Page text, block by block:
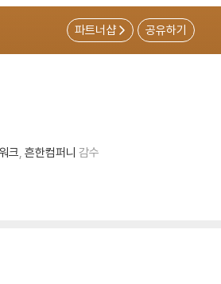
파트너샵 공유하기
크 흔한컴퍼니 감수